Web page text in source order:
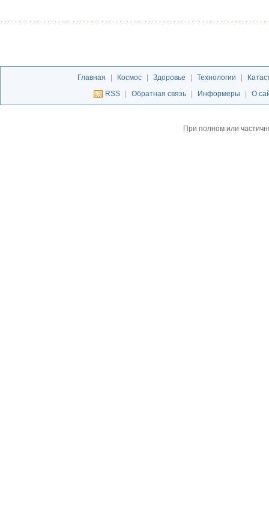
Главная | Космос | Здоровье | Технологии |
RSS
| Обратная связь | Информеры | О
При полном или